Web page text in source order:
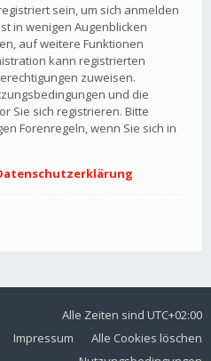
sein, um sich anmelden
in wenigen Augenblicken
auf weitere Funktionen
kann registrierten
zuweisen.
und die
Sie sich registrieren. Bitte
Forenregeln, wenn Sie sich in
Alle Zeiten sind UTC+02:00
Alle Cookies löschen
Impressum